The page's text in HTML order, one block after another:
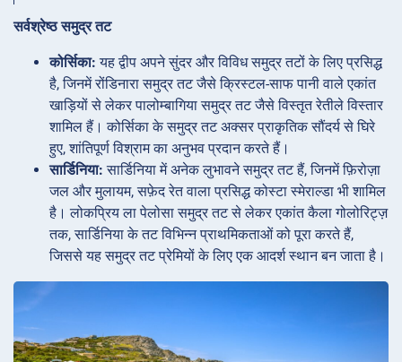
सर्वश्रेष्ठ समुद्र तट
कोर्सिका: यह द्वीप अपने सुंदर और विविध समुद्र तटों के लिए प्रसिद्ध
है, जिनमें रोंडिनारा समुद्र तट जैसे क्रिस्टल-साफ पानी वाले एकांत
खाड़ियों से लेकर पालोम्बागिया समुद्र तट जैसे विस्तृत रेतीले विस्तार
शामिल हैं। कोर्सिका के समुद्र तट अक्सर प्राकृतिक सौंदर्य से घिरे
हुए, शांतिपूर्ण विश्राम का अनुभव प्रदान करते हैं।
सार्डिनिया: सार्डिनिया में अनेक लुभावने समुद्र तट हैं, जिनमें फ़िरोज़ा
जल और मुलायम, सफ़ेद रेत वाला प्रसिद्ध कोस्टा स्मेराल्डा भी शामिल
है। लोकप्रिय ला पेलोसा समुद्र तट से लेकर एकांत कैला गोलोरिट्ज़
तक, सार्डिनिया के तट विभिन्न प्राथमिकताओं को पूरा करते हैं,
जिससे यह समुद्र तट प्रेमियों के लिए एक आदर्श स्थान बन जाता है।